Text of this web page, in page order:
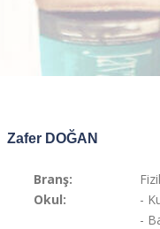
Zafer DOĞAN
Branş:
Okul:
-
-